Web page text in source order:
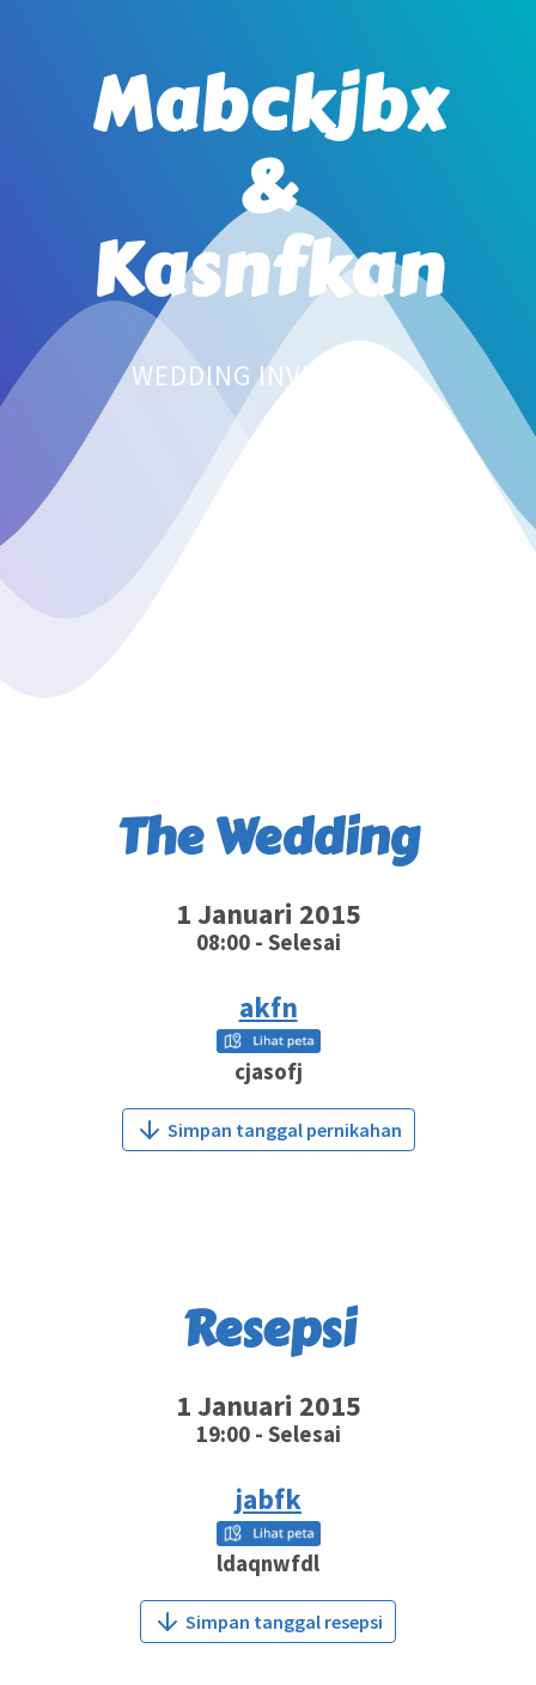
Mabckjbx
&
Kasnfkan
WEDDING INVITATION
The Wedding
1 Januari 2015
08:00 - Selesai
akfn
cjasofj
Simpan tanggal pernikahan
Resepsi
1 Januari 2015
19:00 - Selesai
jabfk
ldaqnwfdl
Simpan tanggal resepsi